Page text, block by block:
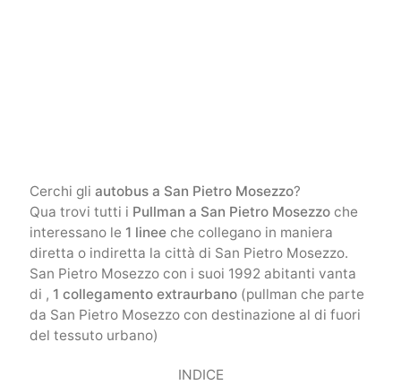
Cerchi gli autobus a San Pietro Mosezzo?
Qua trovi tutti i Pullman a San Pietro Mosezzoche
interessano le 1 lineeche collegano in maniera
diretta o indiretta la città di San Pietro Mosezzo.
San Pietro Mosezzo con i suoi 1992 abitanti vanta
di , 1 collegamento extraurbano(pullman che parte
da San Pietro Mosezzo con destinazione al di fuori
del tessuto urbano)
INDICE